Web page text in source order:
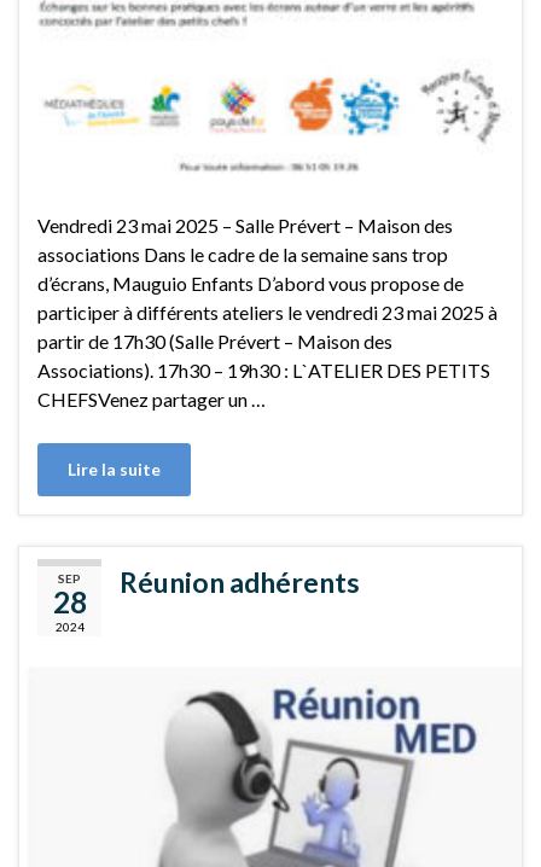
Vendredi 23 mai 2025 – Salle Prévert – Maison des
associations Dans le cadre de la semaine sans trop
d’écrans, Mauguio Enfants D’abord vous propose de
participer à différents ateliers le vendredi 23 mai 2025 à
partir de 17h30 (Salle Prévert – Maison des
Associations). 17h30 – 19h30 : L`ATELIER DES PETITS
CHEFSVenez partager un …
Lire la suite
SEP
28
2024
Réunion adhérents